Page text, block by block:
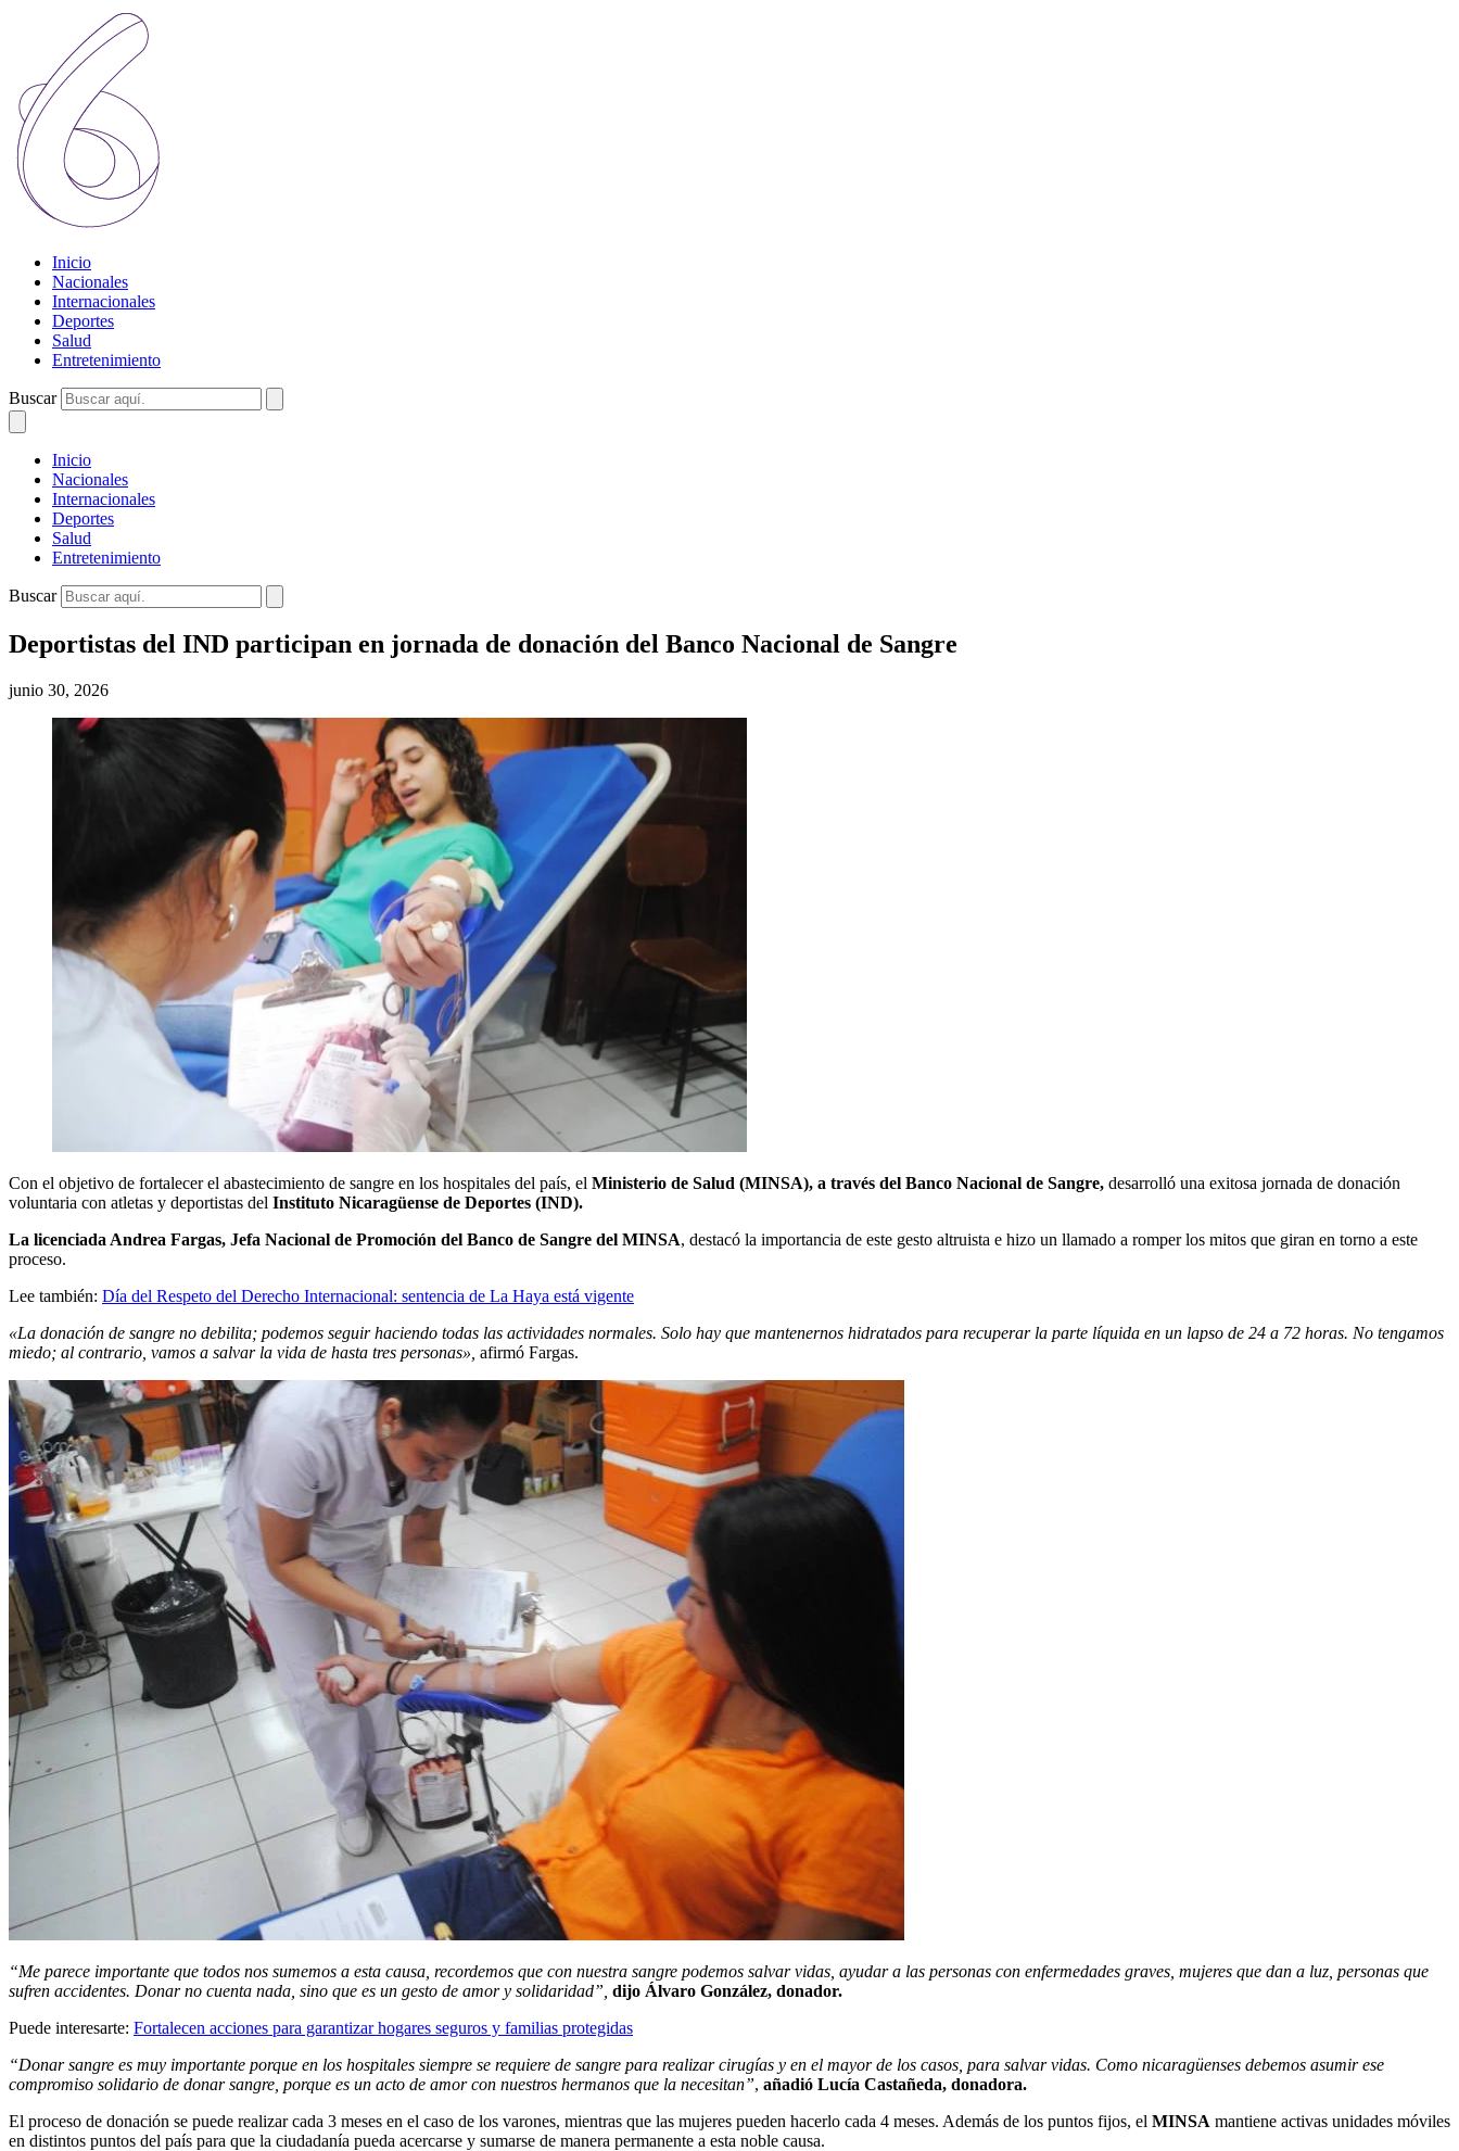
Inicio
Nacionales
Internacionales
Deportes
Salud
Entretenimiento
Buscar
Inicio
Nacionales
Internacionales
Deportes
Salud
Entretenimiento
Buscar
Deportistas del IND participan en jornada de donación del Banco Nacional de Sangre
junio 30, 2026
Con el objetivo de fortalecer el abastecimiento de sangre en los hospitales del país, el Ministerio de Salud (MINSA), a través del Banco Nacional de Sangre, desarrolló una exitosa jornada de donación
voluntaria con atletas y deportistas del Instituto Nicaragüense de Deportes (IND).
​La licenciada Andrea Fargas, Jefa Nacional de Promoción del Banco de Sangre del MINSA, destacó la importancia de este gesto altruista e hizo un llamado a romper los mitos que giran en torno a este
proceso.
Lee también: Día del Respeto del Derecho Internacional: sentencia de La Haya está vigente
«La donación de sangre no debilita; podemos seguir haciendo todas las actividades normales. Solo hay que mantenernos hidratados para recuperar la parte líquida en un lapso de 24 a 72 horas. No tengamos
miedo; al contrario, vamos a salvar la vida de hasta tres personas», afirmó Fargas.
“Me parece importante que todos nos sumemos a esta causa, recordemos que con nuestra sangre podemos salvar vidas, ayudar a las personas con enfermedades graves, mujeres que dan a luz, personas que
sufren accidentes. Donar no cuenta nada, sino que es un gesto de amor y solidaridad”, dijo Álvaro González, donador.
Puede interesarte: Fortalecen acciones para garantizar hogares seguros y familias protegidas
“Donar sangre es muy importante porque en los hospitales siempre se requiere de sangre para realizar cirugías y en el mayor de los casos, para salvar vidas. Como nicaragüenses debemos asumir ese
compromiso solidario de donar sangre, porque es un acto de amor con nuestros hermanos que la necesitan”, añadió Lucía Castañeda, donadora.
El proceso de donación se puede realizar cada 3 meses en el caso de los varones, mientras que las mujeres pueden hacerlo cada 4 meses. Además de los puntos fijos, el MINSA mantiene activas unidades móviles
en distintos puntos del país para que la ciudadanía pueda acercarse y sumarse de manera permanente a esta noble causa.